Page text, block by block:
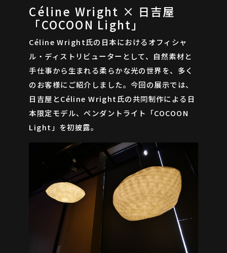
CONTACT
Céline Wright × 日吉屋
「COCOON Light」
Céline Wright氏の日本におけるオフィシャ
ル・ディストリビューターとして、自然素材と
手仕事から生まれる柔らかな光の世界を、多く
のお客様にご紹介しました。今回の展示では、
日吉屋とCéline Wright氏の共同制作による日
本限定モデル、ペンダントライト「COCOON
Light」を初披露。